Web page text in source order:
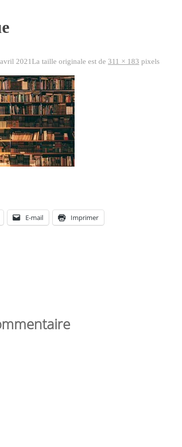
2021La taille originale est de 311 × 183 pixels
E-mail Imprimer